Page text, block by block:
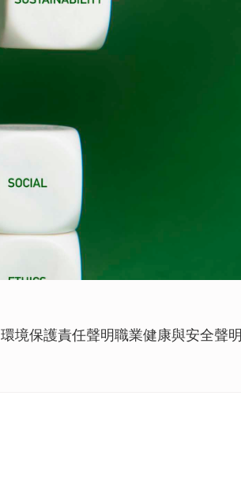
獎項及嘉許
刊物
公司簡報
股份資料
發布公司通訊
投資者關係聯絡資料
環境保護責任聲明職業健康與安全聲明